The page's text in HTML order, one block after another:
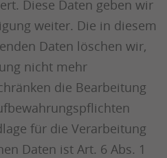
Diese Daten geben wir
weiter. Die in diesem
Daten löschen wir,
nicht mehr
die Bearbeitung
für die Verarbeitung
Daten ist Art. 6 Abs. 1